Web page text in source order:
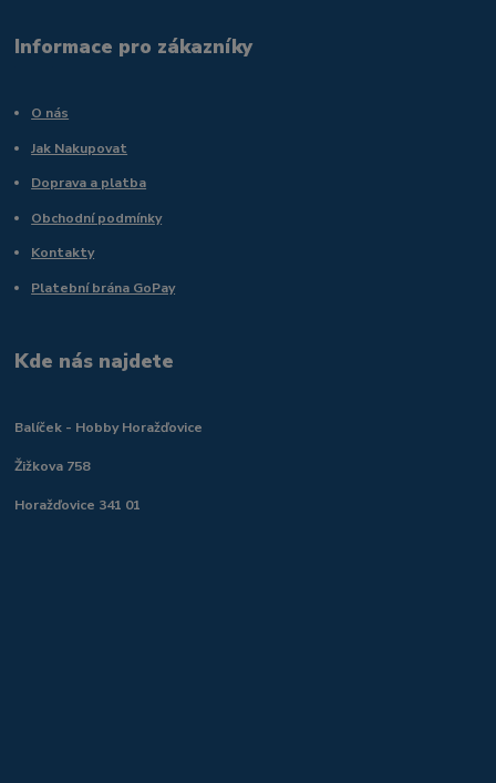
Informace pro zákazníky
O nás
Jak Nakupovat
Doprava a platba
Obchodní podmínky
Kontakty
Platební brána GoPay
Kde nás najdete
Balíček - Hobby Horažďovice
Žižkova 758
Horažďovice 341 01